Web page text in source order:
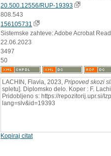
20.500.12556/RUP-19393
808.543
156105731
Sistemske zahteve: Adobe Acrobat
22.06.2023
3497
50
LACHIN, Flavia, 2023, Pripoved skozi
spletu]. Diplomsko delo. Koper : F.
Pridobljeno s: https://repozitorij.upr.si/
lang=slv&id=19393
Kopiraj citat